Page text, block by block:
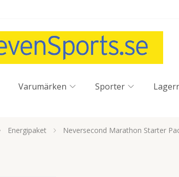
Varumärken Sporter
Energipaket Neversecond Marathon Starter